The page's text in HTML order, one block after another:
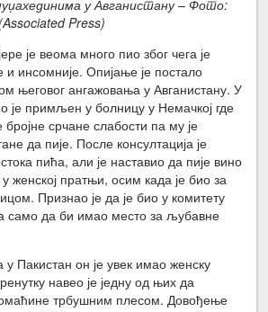
у Авганистану – Фото:
Press)
је веома много пио због чега је
и инсомније. Опијање је постало
његовог ангажовања у Авганистану. У
је примљен у болницу у Немачкој где
бројне срчане слабости па му је
да пије. После консултација је
пића, али је наставио да пије вино
женској пратњи, осим када је био за
Признао је да је био у комитету
само да би имао место за љубавне
у Пакистан он је увек имао женску
навео је једну од њих да
трбушним плесом. Довођење